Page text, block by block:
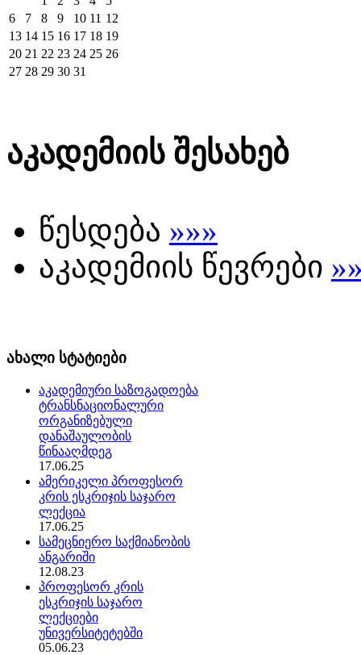
6
7 8 9 10 11 12
13 14 15 16 17 18 19
20 21 22 23 24 25 26
27 28 29 30 31
აკადემიის შესახებ
წესდება »»»
აკადემიის წევრები
ახალი სტატიები
აკადემიური საზოგადოება
ტრანსნაციონალური
ორგანიზებული
დანაშაულობის
წინააღმდეგ
17.06.25
ამერიკელი პროფესორ
კრის ესკრიჯის საჯარო
ლექცია
17.06.25
სამეცნიერო საქმიანობის
ანგარიში
12.08.23
პროფესორ კრის
ესკრიჯის საჯარო
ლექციები
უნივერსიტეტებში
05.06.23